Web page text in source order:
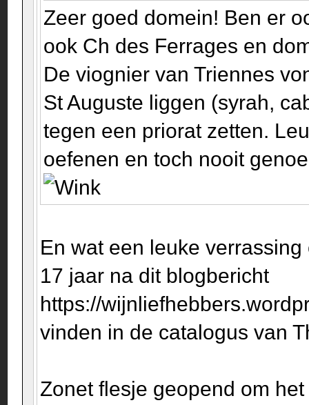
Zeer goed domein! Ben er
ook Ch des Ferrages en
De viognier van Triennes
St Auguste liggen (syrah,
tegen een priorat zetten.
oefenen en toch nooit
En wat een leuke
17 jaar na dit blogbericht
https://
vinden in de catalogus van
Zonet flesje geopend om